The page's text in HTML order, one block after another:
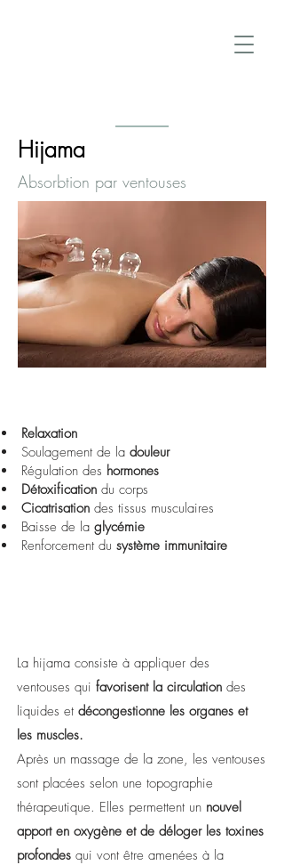
Hijama
Absorbtion par ventouses
Relaxation
Soulagement de la douleur
Régulation des hormones
Détoxification du corps
Cicatrisation des tissus musculaires
Baisse de la glycémie
Renforcement du système immunitaire
La hijama consiste à appliquer des
ventouses qui favorisent la circulation des
liquides et décongestionne les organes et
les muscles.
Après un massage de la zone, les ventouses
sont placées selon une topographie
thérapeutique. Elles permettent un nouvel
apport en oxygène et de déloger les toxines
profondes qui vont être amenées à la